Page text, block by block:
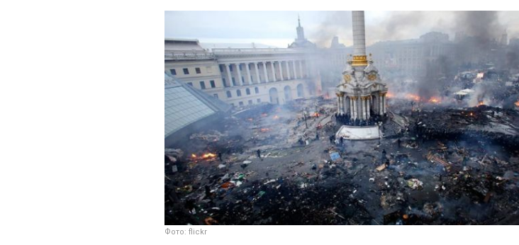
Фото: flickr